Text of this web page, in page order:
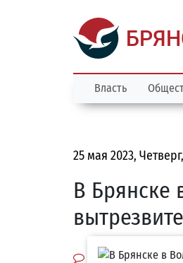
Власть
25 мая 2023, Четверг,
В Брянске